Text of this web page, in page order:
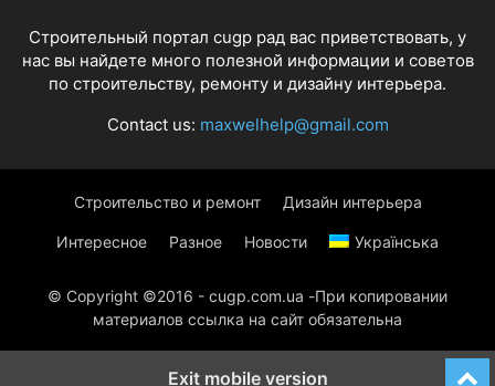
Строительный портал cugp рад вас приветствовать, у
нас вы найдете много полезной информации и советов
по строительству, ремонту и дизайну интерьера.
Contact us: maxwelhelp@gmail.com
Строительство и ремонт Дизайн интерьера
Интересное Разное Новости Українська
© Copyright ©2016 - cugp.com.ua -При копировании
материалов ссылка на сайт обязательна
Exit mobile version